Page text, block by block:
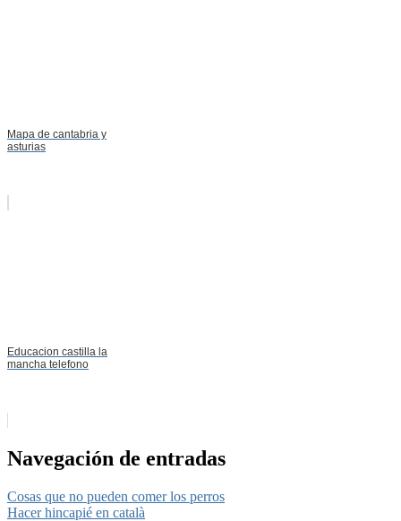
Mapa de cantabria y
asturias
Educacion castilla la
mancha telefono
Navegación de entradas
Cosas que no pueden comer los perros
Hacer hincapié en català